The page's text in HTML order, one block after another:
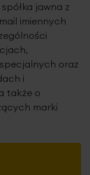
jawna z
imiennych
oraz
i
także o
marki